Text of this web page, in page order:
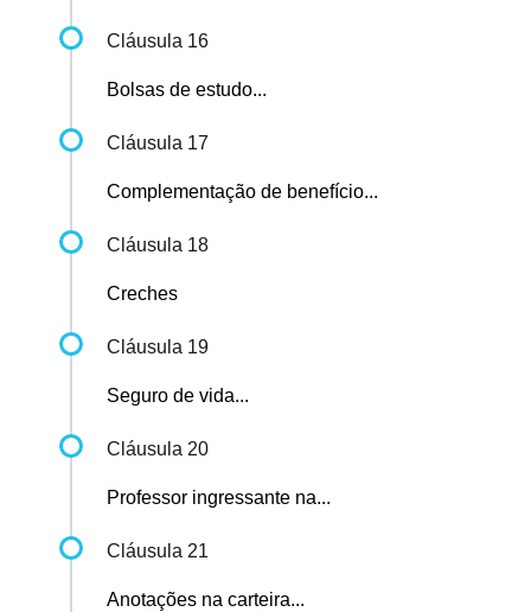
Cláusula 16
Bolsas de estudo...
Cláusula 17
Complementação de benefício...
Cláusula 18
Creches
Cláusula 19
Seguro de vida...
Cláusula 20
Professor ingressante na...
Cláusula 21
Anotações na carteira...